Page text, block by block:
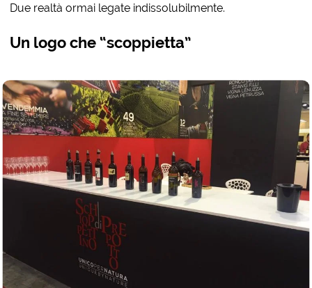
Due realtà ormai legate indissolubilmente.
Un logo che “scoppietta”